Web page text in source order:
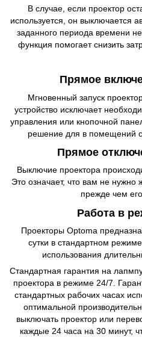
В случае, если проектор
используется, он выключается
заданного периода времени
функция помогает снизить
Прямое
Мгновенный запуск
устройство исключает
управления или кнопочной
решение для в помещений
Прямое
Выключие проектора
Это означает, что вам не нужно
прежде чем
Работа в
Проекторы Optoma
сутки в стандартном
использования
Стандартная гарантия на
проектора в режиме 24/7.
стандартных рабочих часах
оптимальной
выключать проектор или
каждые 24 часа на 30 минут,